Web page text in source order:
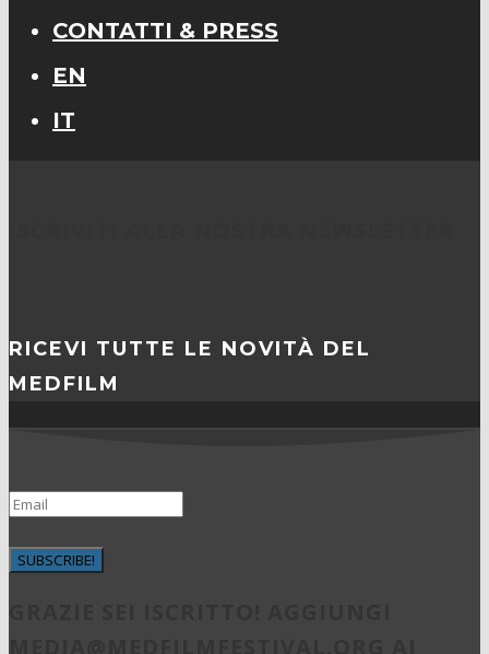
CONTATTI & PRESS
EN
IT
RICEVI TUTTE LE NOVITÀ DEL
MEDFILM
SUBSCRIBE!